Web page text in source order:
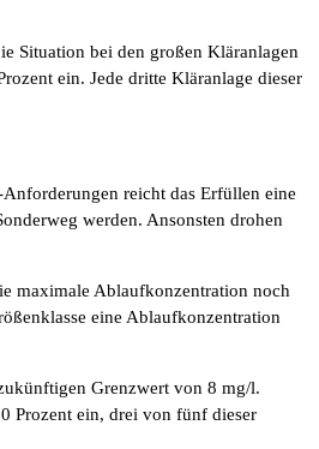
Situation bei den großen Kläranlagen
ein. Jede dritte Kläranlage dieser
reicht das Erfüllen eine
werden. Ansonsten drohen
maximale Ablaufkonzentration noch
eine Ablaufkonzentration
Grenzwert von 8 mg/l.
Prozent ein, drei von fünf dieser